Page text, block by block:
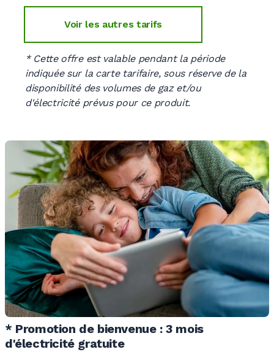
Voir les autres tarifs
* Cette offre est valable pendant la période
indiquée sur la carte tarifaire, sous réserve de la
disponibilité des volumes de gaz et/ou
d'électricité prévus pour ce produit.
* Promotion de bienvenue : 3 mois
d'électricité gratuite